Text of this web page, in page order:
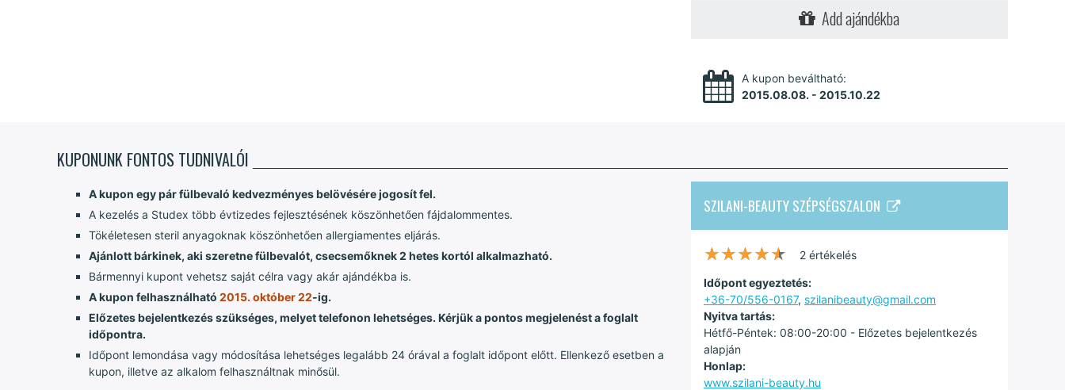
Add ajándékba
A kupon beváltható:
2015.08.08. - 2015.10.22
KUPONUNK FONTOS TUDNIVALÓI
A kupon egy pár fülbevaló kedvezményes belövésére jogosít fel.
A kezelés a Studex több évtizedes fejlesztésének köszönhetően fájdalommentes.
Tökéletesen steril anyagoknak köszönhetően allergiamentes eljárás.
Ajánlott bárkinek, aki szeretne fülbevalót, csecsemőknek 2 hetes kortól alkalmazható.
Bármennyi kupont vehetsz saját célra vagy akár ajándékba is.
A kupon felhasználható 2015. október 22-ig.
Előzetes bejelentkezés szükséges, melyet telefonon lehetséges. Kérjük a pontos megjelenést a foglalt
időpontra.
Időpont lemondása vagy módosítása lehetséges legalább 24 órával a foglalt időpont előtt. Ellenkező esetben a
kupon, illetve az alkalom felhasználtnak minősül.
SZILANI-BEAUTY SZÉPSÉGSZALON
★★★★★
★★★★★ 2 értékelés
Időpont egyeztetés:
+36-70/556-0167, szilanibeauty@gmail.com
Nyitva tartás:
Hétfő-Péntek: 08:00-20:00 - Előzetes bejelentkezés
alapján
Honlap:
www.szilani-beauty.hu